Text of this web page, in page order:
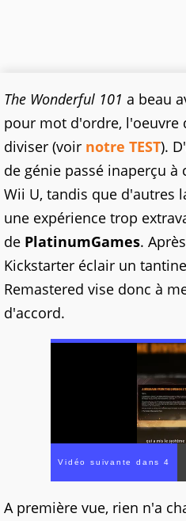
The Wonderful 101 a beau
pour mot d'ordre, l'oeuvre
diviser (voir notre TEST).
de génie passé inaperçu à
Wii U, tandis que d'autres
une expérience trop
de PlatinumGames.
Kickstarter éclair un
Remastered vise donc à
d'accord.
Vidéo suivante dans 3
A première vue, rien n'a